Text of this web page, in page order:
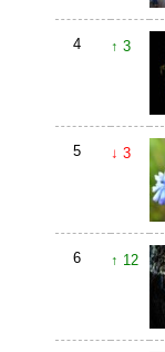
4 ↑ 3
5 ↓ 3
6 ↑ 12